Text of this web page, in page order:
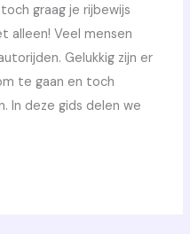
graag je rijbewijs
alleen! Veel mensen
Gelukkig zijn er
te gaan en toch
In deze gids delen we